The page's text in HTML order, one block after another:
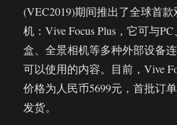
(VEC2019)期间推出了全球首
机：Vive Focus Plus，它可与
盒、全景相机等多种外部设备
可以使用的内容。目前，Vive
价格为人民币5699元，首批订
发货。